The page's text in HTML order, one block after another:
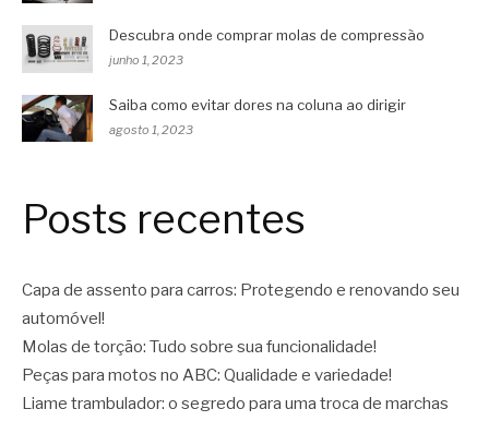
Descubra onde comprar molas de compressão
junho 1, 2023
Saiba como evitar dores na coluna ao dirigir
agosto 1, 2023
Posts recentes
Capa de assento para carros: Protegendo e renovando seu
automóvel!
Molas de torção: Tudo sobre sua funcionalidade!
Peças para motos no ABC: Qualidade e variedade!
Liame trambulador: o segredo para uma troca de marchas